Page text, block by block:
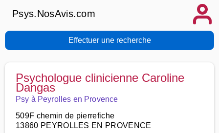
Psys.NosAvis.com
Effectuer une recherche
Psychologue clinicienne Caroline
Dangas
Psy à Peyrolles en Provence
509F chemin de pierrefiche
13860 PEYROLLES EN PROVENCE